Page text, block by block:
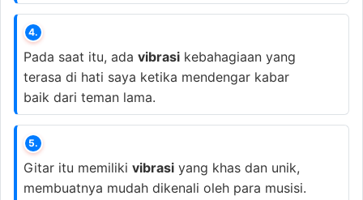
4.
Pada saat itu, ada vibrasi kebahagiaan yang
terasa di hati saya ketika mendengar kabar
baik dari teman lama.
5.
Gitar itu memiliki vibrasi yang khas dan unik,
membuatnya mudah dikenali oleh para musisi.